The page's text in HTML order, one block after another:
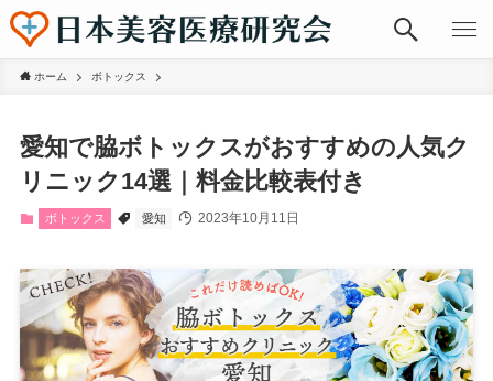
ホーム ボトックス
愛知で脇ボトックスがおすすめの人気ク
リニック14選｜料金比較表付き
ボトックス 愛知 2023年10月11日